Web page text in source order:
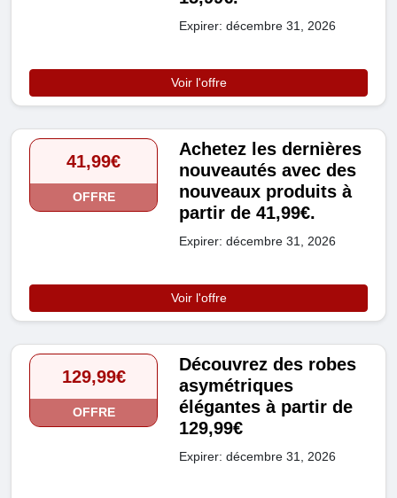
Expirer: décembre 31, 2026
Voir l'offre
41,99€
OFFRE
Achetez les dernières
nouveautés avec des
nouveaux produits à
partir de 41,99€.
Expirer: décembre 31, 2026
Voir l'offre
129,99€
OFFRE
Découvrez des robes
asymétriques
élégantes à partir de
129,99€
Expirer: décembre 31, 2026